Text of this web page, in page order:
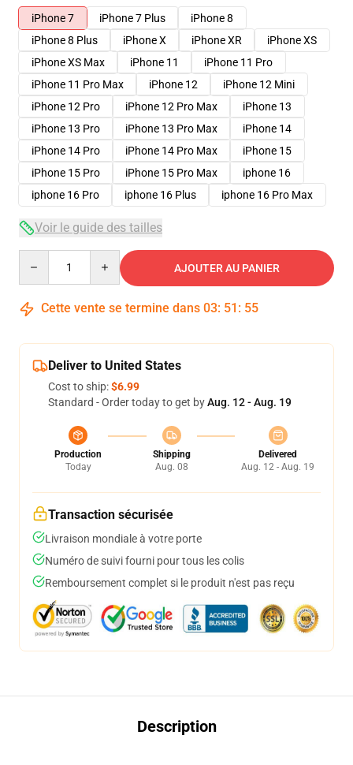
iPhone 7
iPhone 7 Plus
iPhone 8
iPhone 8 Plus
iPhone X iPhone XR
iPhone XS
iPhone XS Max
iPhone 11
iPhone 11 Pro
iPhone 11 Pro Max
iPhone 12
iPhone 12 Mini
iPhone 12 Pro
iPhone 12 Pro Max
iPhone 13
iPhone 13 Pro
iPhone 13 Pro Max
iPhone 14
iPhone 14 Pro
iPhone 14 Pro Max
iPhone 15
iPhone 15 Pro
iPhone 15 Pro Max
iphone 16
iphone 16 Pro
iphone 16 Plus iphone 16 Pro Max
Voir le guide des tailles
AJOUTER AU PANIER
Cette vente se termine dans 03: 51 : 54
Deliver to United States
Cost to ship:$6.99
Standard - Order today to get byAug. 12 - Aug. 19
Production
Today
Shipping
Aug. 08
Delivered
Aug. 12 - Aug. 19
Transaction sécurisée
Livraison mondiale à votre porte
Numéro de suivi fourni pour tous les colis
Remboursement complet si le produit n'est pas reçu
Description